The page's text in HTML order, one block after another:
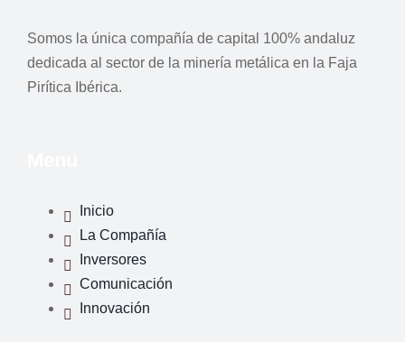
Somos la única compañía de capital 100% andaluz
dedicada al sector de la minería metálica en la Faja
Pirítica Ibérica.
Inicio
La Compañía
Inversores
Comunicación
Innovación